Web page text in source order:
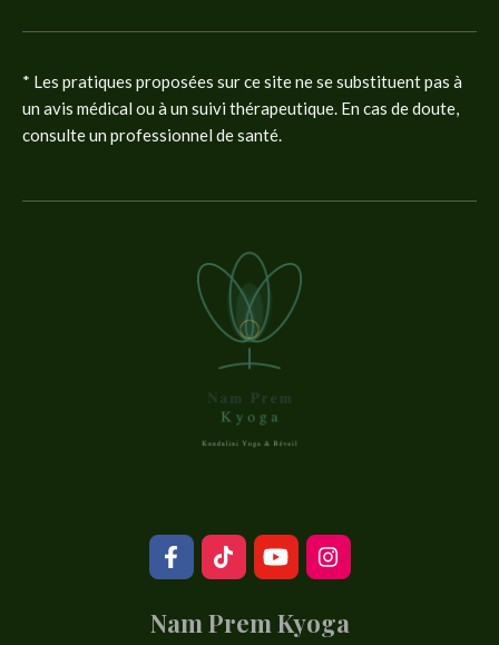
* Les pratiques proposées sur ce site ne se substituent pas à
un avis médical ou à un suivi thérapeutique. En cas de doute,
consulte un professionnel de santé.
Nam Prem Kyoga